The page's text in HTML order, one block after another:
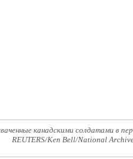
канадскими солдатами в
REUTERS/Ken Bell/National